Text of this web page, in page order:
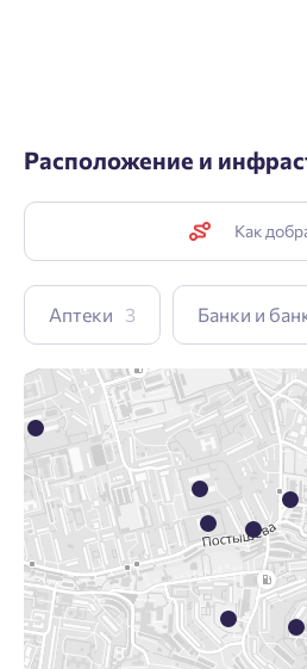
Расположение и
Как
Аптеки 3 Банки и